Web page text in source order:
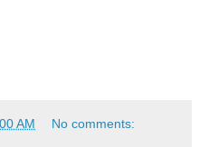
AM No comments: